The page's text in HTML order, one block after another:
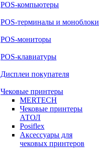
POS-компьютеры
POS-терминалы и моноблоки
POS-мониторы
POS-клавиатуры
Дисплеи покупателя
Чековые принтеры
MERTECH
Чековые принтеры
АТОЛ
Posiflex
Аксессуары для
чековых принтеров